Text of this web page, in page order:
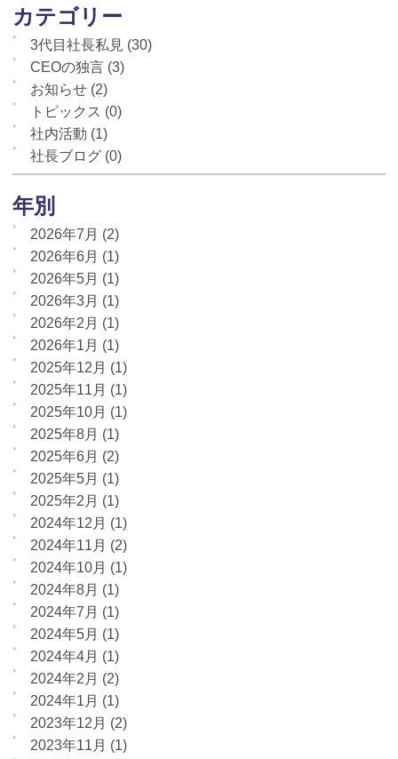
カテゴリー
3代目社長私見 (30)
CEOの独言 (3)
お知らせ (2)
トピックス (0)
社内活動 (1)
社長ブログ (0)
年別
2026年7月 (2)
2026年6月 (1)
2026年5月 (1)
2026年3月 (1)
2026年2月 (1)
2026年1月 (1)
2025年12月 (1)
2025年11月 (1)
2025年10月 (1)
2025年8月 (1)
2025年6月 (2)
2025年5月 (1)
2025年2月 (1)
2024年12月 (1)
2024年11月 (2)
2024年10月 (1)
2024年8月 (1)
2024年7月 (1)
2024年5月 (1)
2024年4月 (1)
2024年2月 (2)
2024年1月 (1)
2023年12月 (2)
2023年11月 (1)